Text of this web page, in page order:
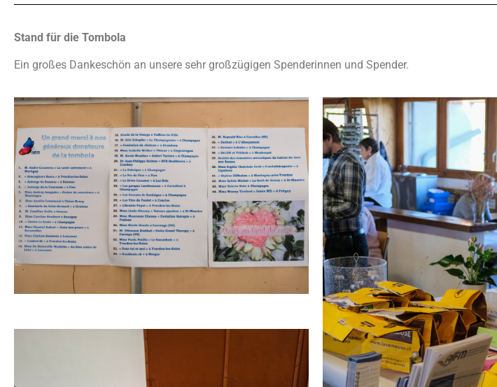
Stand für die Tombola
Ein großes Dankeschön an unsere sehr großzügigen Spenderinnen und Spender.